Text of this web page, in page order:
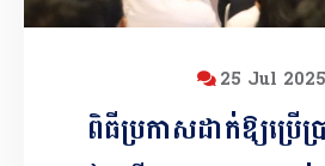
25 Jul 2025
ពិធីប្រកាសដាក់ឱ្យប្រើប្